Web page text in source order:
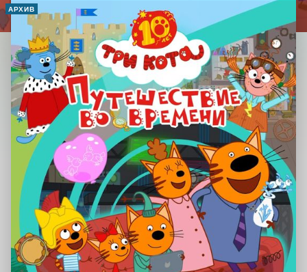
АРХИВ